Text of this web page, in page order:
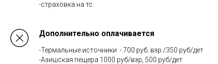
-страховка на тс.
Дополнительно оплачивается
-Термальные источники - 700 руб. взр./350 руб/дет
-Азишская пещера 1000 руб/взр, 500 руб/дет